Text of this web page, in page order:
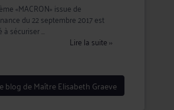
«MACRON» issue de
du 22 septembre 2017 est
sécuriser ...
Lire la suite››
blog de Maître Elisabeth Graeve